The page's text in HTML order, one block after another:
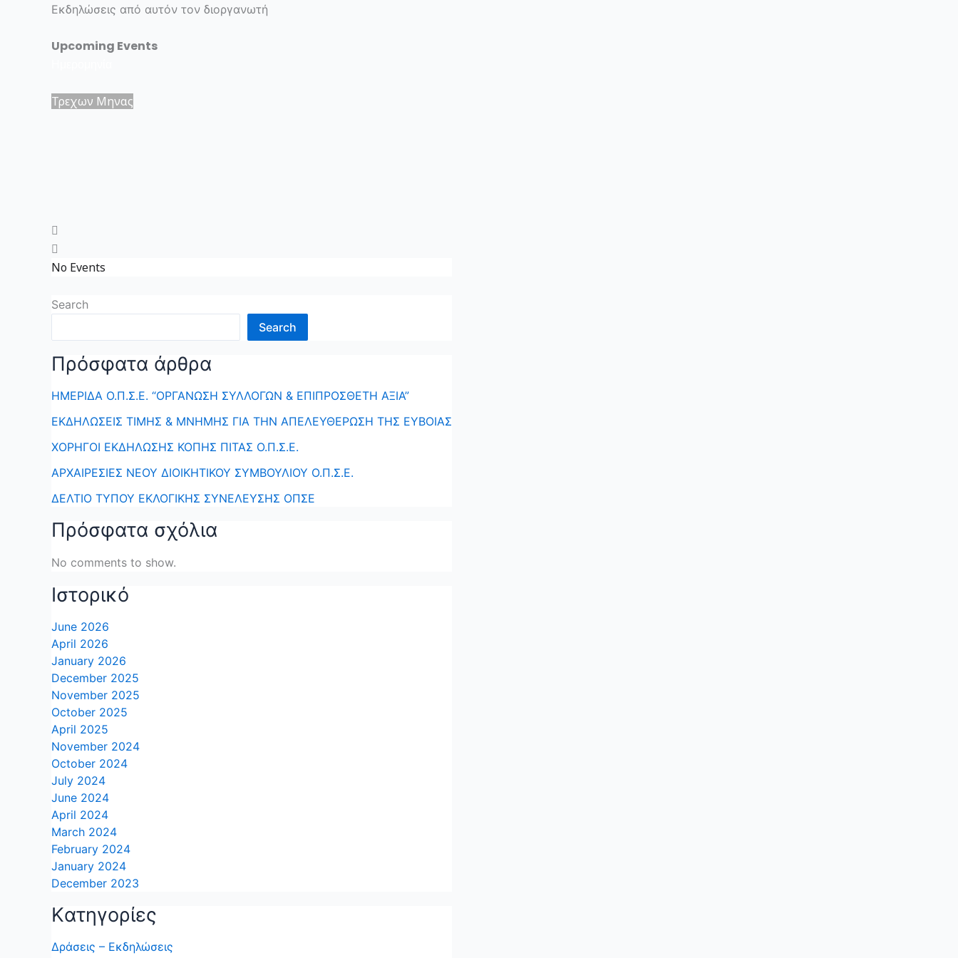
Εκδηλώσεις από αυτόν τον διοργανωτή
Upcoming Events
Τρεχων Μηνας
No Events
Search
Search
Πρόσφατα άρθρα
ΗΜΕΡΙΔΑ Ο.Π.Σ.Ε. “ΟΡΓΑΝΩΣΗ ΣΥΛΛΟΓΩΝ & ΕΠΙΠΡΟΣΘΕΤΗ ΑΞΙΑ”
ΕΚΔΗΛΩΣΕΙΣ ΤΙΜΗΣ & ΜΝΗΜΗΣ ΓΙΑ ΤΗΝ ΑΠΕΛΕΥΘΕΡΩΣΗ ΤΗΣ ΕΥΒΟΙΑΣ
ΧΟΡΗΓΟΙ ΕΚΔΗΛΩΣΗΣ ΚΟΠΗΣ ΠΙΤΑΣ Ο.Π.Σ.Ε.
ΑΡΧΑΙΡΕΣΙΕΣ ΝΕΟΥ ΔΙΟΙΚΗΤΙΚΟΥ ΣΥΜΒΟΥΛΙΟΥ Ο.Π.Σ.Ε.
ΔΕΛΤΙΟ ΤΥΠΟΥ ΕΚΛΟΓΙΚΗΣ ΣΥΝΕΛΕΥΣΗΣ ΟΠΣΕ
Πρόσφατα σχόλια
No comments to show.
Ιστορικό
June 2026
April 2026
January 2026
December 2025
November 2025
October 2025
April 2025
November 2024
October 2024
July 2024
June 2024
April 2024
March 2024
February 2024
January 2024
December 2023
Kατηγορίες
Δράσεις – Εκδηλώσεις